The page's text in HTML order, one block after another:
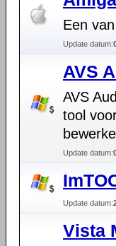
Een
Update datum:
AVS
AVS
tool
Update datum:
Update datum:
Vista